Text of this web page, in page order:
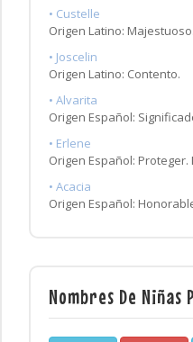
• Custelle
Origen Latino: Majestuoso.
• Joscelin
Origen Latino: Contento.
• Alvarita
Origen Español:
• Erlene
Origen Español:
• Acacia
Origen Español:
Nombres De